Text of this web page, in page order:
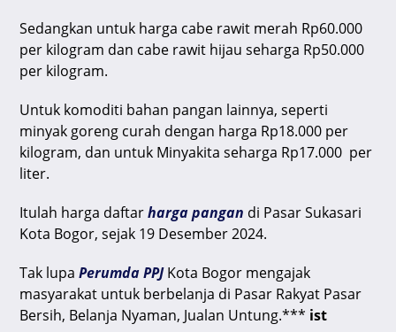
Sedangkan untuk harga cabe rawit merah Rp60.000
per kilogram dan cabe rawit hijau seharga Rp50.000
per kilogram.
Untuk komoditi bahan pangan lainnya, seperti
minyak goreng curah dengan harga Rp18.000 per
kilogram, dan untuk Minyakita seharga Rp17.000 per
liter.
Itulah harga daftarharga pangan di Pasar Sukasari
Kota Bogor, sejak 19 Desember 2024.
Tak lupaPerumda PPJKota Bogor mengajak
masyarakat untuk berbelanja di Pasar Rakyat Pasar
Bersih, Belanja Nyaman, Jualan Untung.*** ist